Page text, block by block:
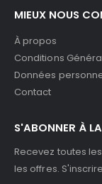
MIEUX NOUS
À propos
Conditions
Données
Contact
S'ABONNER À
Recevez toutes
les offres.